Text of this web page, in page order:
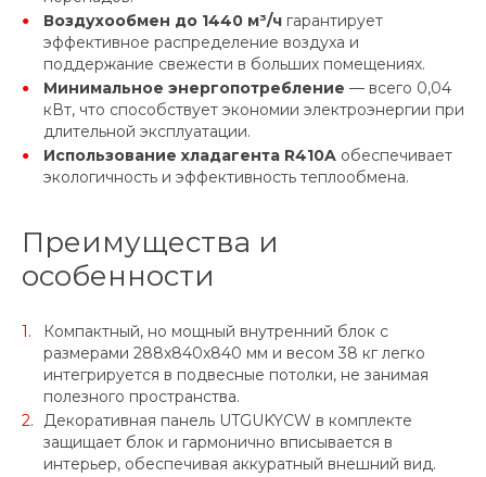
Воздухообмен до 1440 м³/ч гарантирует
эффективное распределение воздуха и
поддержание свежести в больших помещениях.
Минимальное энергопотребление — всего 0,04
кВт, что способствует экономии электроэнергии при
длительной эксплуатации.
Использование хладагента R410A обеспечивает
экологичность и эффективность теплообмена.
Преимущества и
особенности
Компактный, но мощный внутренний блок с
размерами 288x840x840 мм и весом 38 кг легко
интегрируется в подвесные потолки, не занимая
полезного пространства.
Декоративная панель UTGUKYCW в комплекте
защищает блок и гармонично вписывается в
интерьер, обеспечивая аккуратный внешний вид.